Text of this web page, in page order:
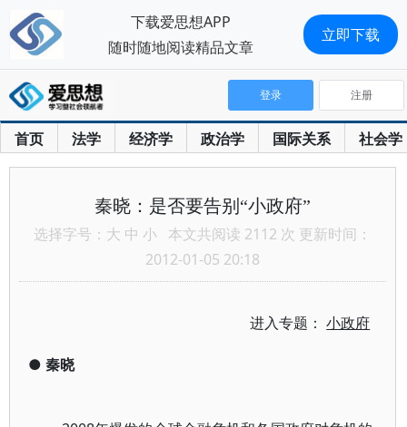
首页 法学 经济学 政治学 国际关系 社会学
登录 注册
秦晓：是否要告别“小政府”
选择字号： 大 中 小 本文共阅读 2112 次 更新时间：
2012-01-05 20:18
进入专题：小政府
● 秦晓
下载爱思想APP
随时随地阅读精品文章
立即下载